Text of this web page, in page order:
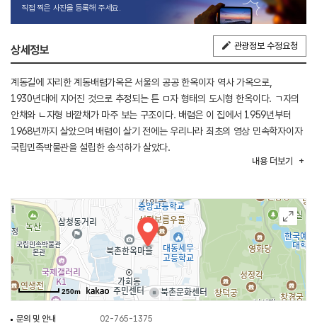
직접 찍은 사진을 등록해 주세요.
상세정보 관광정보 수정요청
계동길에 자리한 계동배렴가옥은 서울의 공공 한옥이자 역사 가옥으로,
1930년대에 지어진 것으로 추정되는 튼 ㅁ자 형태의 도시형 한옥이다. ㄱ자의
안채와 ㄴ자형 바깥채가 마주 보는 구조이다. 배렴은 이 집에서 1959년부터
1968년까지 살았으며 배렴이 살기 전에는 우리나라 최초의 영상 민속학자이자
국립민족박물관을 설립한 송석하가 살았다.
그림을 배우기 전부터 서예에 관심을 둔 배렴은 추사 김정희, 소전 손재형 등
뒤 2001년 에스에이치공사에서 매입 후 임대하였고 숙박시설로 활용되면서
원형이 많이 훼손되었다. 2017년부터 서울시가 역사 가옥으로 개방하기 위해
공간 구성을 새롭게 하여 지금은 시민들을 위해 휴식공간이자 문화
예술공간으로 개방되고 있다. 또한, 계동배렴가옥의 다양한 전시와 문화
프로그램은 누구나 이용이 가능한 열린 공간이기도 하다.
배렴가옥에서는 여러 프로그램들이 진행되는데 매년 프로그램이 바뀌기 때문에
홈페이지를 통해 확인해야 한다. 지금까지 진행된 프로그램으로는 배렴 영화관,
내용 더보기
250m
문의 및 안내
02-765-1375